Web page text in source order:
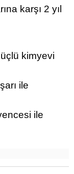
karşı 2 yıl
kimyevi
ile
ile